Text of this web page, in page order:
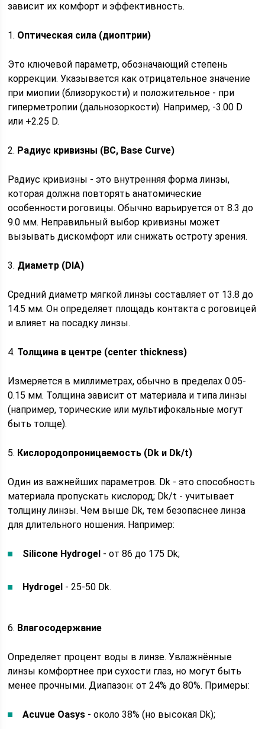
зависит их комфорт и эффективность.
1. Оптическая сила (диоптрии)
Это ключевой параметр, обозначающий степень
коррекции. Указывается как отрицательное значение
при миопии (близорукости) и положительное - при
гиперметропии (дальнозоркости). Например, -3.00 D
или +2.25 D.
2. Радиус кривизны (BC, Base Curve)
Радиус кривизны - это внутренняя форма линзы,
которая должна повторять анатомические
особенности роговицы. Обычно варьируется от 8.3 до
9.0 мм. Неправильный выбор кривизны может
вызывать дискомфорт или снижать остроту зрения.
3. Диаметр (DIA)
Средний диаметр мягкой линзы составляет от 13.8 до
14.5 мм. Он определяет площадь контакта с роговицей
и влияет на посадку линзы.
4. Толщина в центре (center thickness)
Измеряется в миллиметрах, обычно в пределах 0.05-
0.15 мм. Толщина зависит от материала и типа линзы
(например, торические или мультифокальные могут
быть толще).
5. Кислородопроницаемость (Dk и Dk/t)
Один из важнейших параметров. Dk - это способность
материала пропускать кислород; Dk/t - учитывает
толщину линзы. Чем выше Dk, тем безопаснее линза
для длительного ношения. Например:
Silicone Hydrogel - от 86 до 175 Dk;
Hydrogel - 25-50 Dk.
6. Влагосодержание
Определяет процент воды в линзе. Увлажнённые
линзы комфортнее при сухости глаз, но могут быть
менее прочными. Диапазон: от 24% до 80%. Примеры:
Acuvue Oasys - около 38% (но высокая Dk);